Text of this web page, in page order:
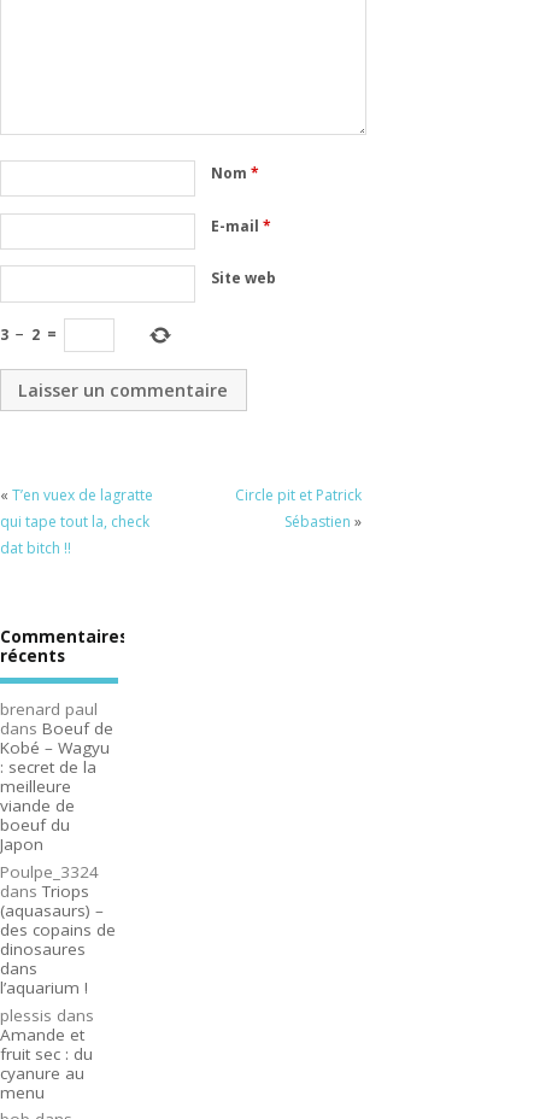
Nom*
E-mail*
Site web
3 − 2 =
« T’en vuex de lagratte
qui tape tout la, check
dat bitch !!
Circle pit et Patrick
Sébastien »
Commentaires
récents
brenard paul
dans Boeuf de
Kobé – Wagyu
: secret de la
meilleure
viande de
boeuf du
Japon
Poulpe_3324
dansTriops
(aquasaurs) –
des copains de
dinosaures
dans
l’aquarium !
plessis dans
Amande et
fruit sec : du
cyanure au
menu